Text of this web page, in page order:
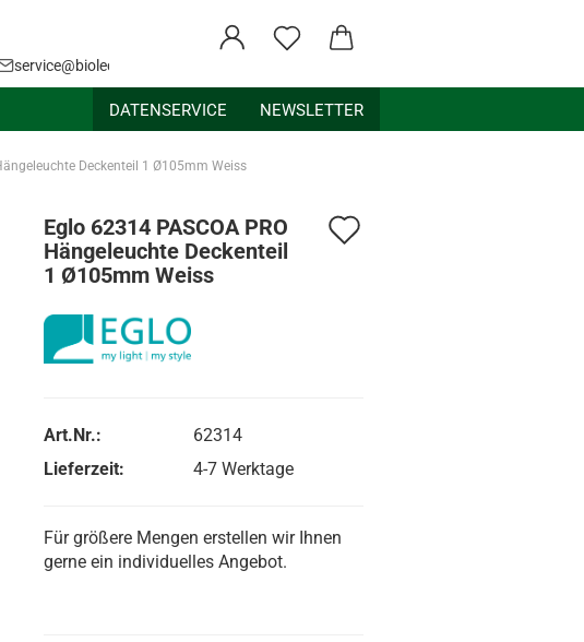
service@bioledex.de
DATENSERVICE NEWSLETTER
Deckenteil 1 Ø105mm Weiss
Eglo 62314 PASCOA PRO
Hängeleuchte Deckenteil
1 Ø105mm Weiss
Art.Nr.:
62314
Lieferzeit:
4-7 Werktage
Für größere Mengen erstellen wir Ihnen
gerne ein individuelles Angebot.